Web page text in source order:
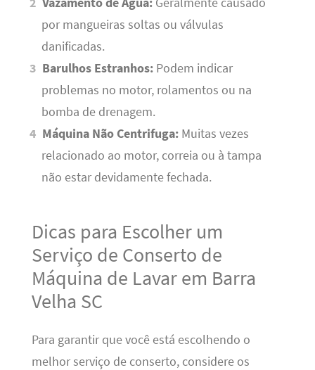
por mangueiras soltas ou válvulas
danificadas.
Barulhos Estranhos: Podem indicar
problemas no motor, rolamentos ou na
bomba de drenagem.
Máquina Não Centrifuga: Muitas vezes
relacionado ao motor, correia ou à tampa
não estar devidamente fechada.
Dicas para Escolher um
Serviço de Conserto de
Máquina de Lavar em Barra
Velha SC
Para garantir que você está escolhendo o
melhor serviço de conserto, considere os